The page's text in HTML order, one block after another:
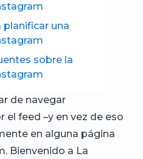
planificar una
sobre la
de navegar
feed –y en vez de eso
en alguna página
Bienvenido a La